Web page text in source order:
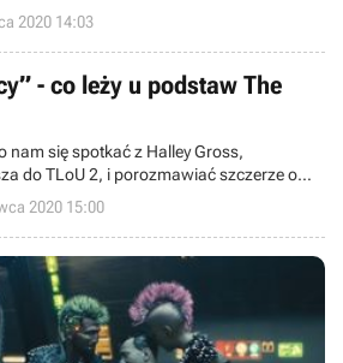
sporo przemocy oraz – jakżeby inaczej
2020 14:03
- co leży u podstaw The
nam się spotkać z Halley Gross,
do TLoU 2, i porozmawiać szczerze o
obracać się będzie nowa gra studia
2020 15:00